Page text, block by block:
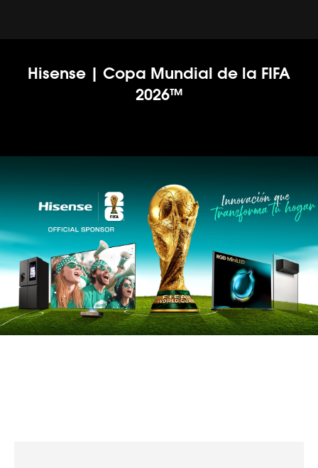
Hisense | Copa Mundial de la FIFA
2026™